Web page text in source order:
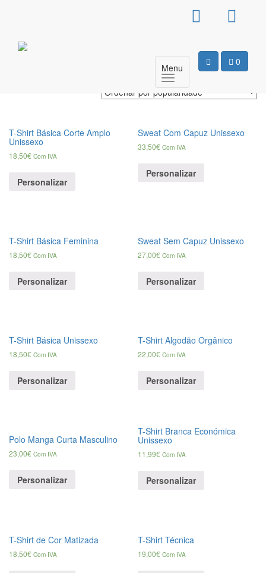
0
Menu
M
T-Shirt Básica Corte Amplo
Unissexo
18,50€ Com IVA
Personalizar
Sweat Com Capuz Unissexo
33,50€ Com IVA
Personalizar
T-Shirt Básica Feminina
18,50€ Com IVA
Personalizar
Sweat Sem Capuz Unissexo
27,00€ Com IVA
Personalizar
T-Shirt Básica Unissexo
18,50€ Com IVA
Personalizar
T-Shirt Algodão Orgânico
22,00€ Com IVA
Personalizar
Polo Manga Curta Masculino
23,00€ Com IVA
Personalizar
T-Shirt Branca Económica
Unissexo
11,99€ Com IVA
Personalizar
T-Shirt de Cor Matizada
18,50€ Com IVA
T-Shirt Técnica
19,00€ Com IVA